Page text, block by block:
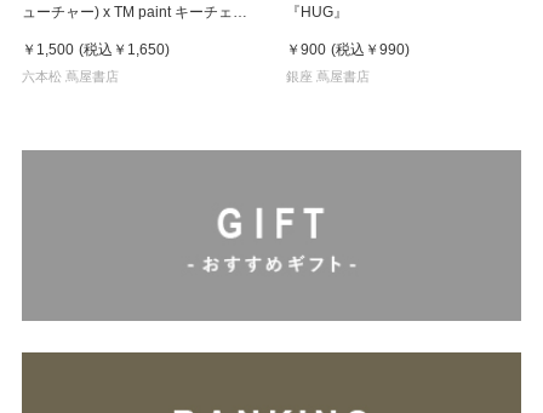
ューチャー) x TM paint キーチェー
￥1,500 (税込 ￥1,650)
六本松 蔦屋書店
『HUG』
￥900 (税込 ￥990)
銀座 蔦屋書店